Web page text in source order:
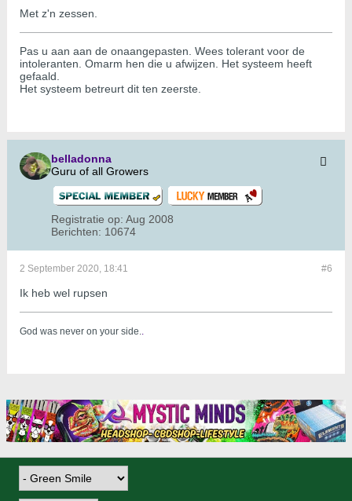
Met z'n zessen.
Pas u aan aan de onaangepasten. Wees tolerant voor de
intoleranten. Omarm hen die u afwijzen. Het systeem heeft
gefaald.
Het systeem betreurt dit ten zeerste.
belladonna
Guru of all Growers
Registratie op: Aug 2008
Berichten: 10674
#6
2 September 2020, 18:41
Ik heb wel rupsen
God was never on your side..